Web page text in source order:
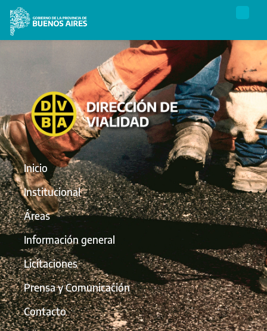
Inicio
Institucional
Áreas
Información general
Licitaciones
Prensa y Comunicación
Contacto